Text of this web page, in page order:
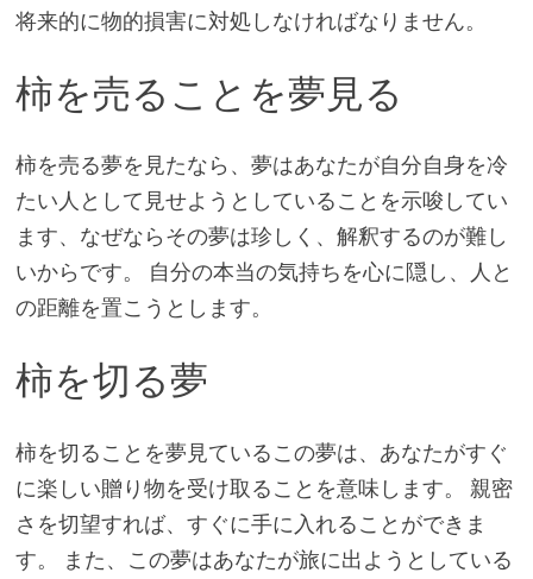
将来的に物的損害に対処しなければなりません。
柿を売ることを夢見る
柿を売る夢を見たなら、夢はあなたが自分自身を冷
たい人として見せようとしていることを示唆してい
ます、なぜならその夢は珍しく、解釈するのが難し
いからです。 自分の本当の気持ちを心に隠し、人と
の距離を置こうとします。
柿を切る夢
柿を切ることを夢見ているこの夢は、あなたがすぐ
に楽しい贈り物を受け取ることを意味します。 親密
さを切望すれば、すぐに手に入れることができま
す。 また、この夢はあなたが旅に出ようとしている